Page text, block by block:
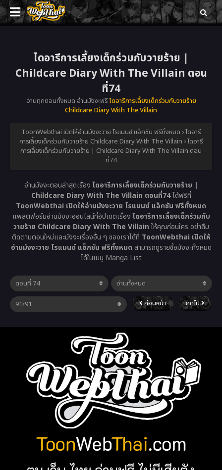
ไดอารีการเลี้ยงเด็กร่วมกับวายร้าย |
Childcare Diary With The Villain ตอน
ที่74
อ่านทุกตอนทั้งหมด อ่านมังงะฟรีไดอารีการเลี้ยงเด็กร่วมกับวายร้าย
Childcare Diary With The Villain
ToonWebthai เปิดให้อ่านมังงะวาย โรแมนซ์ แอ็กชัน ฟรีทั้งหมด ›ไดอารี
การเลี้ยงเด็กร่วมกับวายร้าย Childcare Diary With The Villain ›ไดอารี
การเลี้ยงเด็กร่วมกับวายร้าย | Childcare Diary With The Villain ตอน
ที่74
อ่านมังงะตอนล่าสุดเรื่องไดอารีการเลี้ยงเด็กร่วมกับวายร้าย |
Childcare Diary With The Villain ตอนที่74ได้ฟรีที่
ToonWebthai เปิดให้อ่านมังงะวาย โรแมนซ์ แอ็กชัน ฟรีทั้งหมด
แพลตฟอร์มอ่านมังงะออนไลน์ที่อัปเดตเรื่องไดอารีการเลี้ยงเด็กร่วมกับ
วายร้าย Childcare Diary With The Villain ให้คุณก่อนใคร อย่าลืม
ติดตามตอนใหม่และมังงะเรื่องอื่น ๆ ของเราได้ที่ ToonWebthai เปิดให้
อ่านมังงะวาย โรแมนซ์ แอ็กชัน ฟรีทั้งหมด สามารถดูรายชื่อมังงะทั้งหมด
ได้ในเมนู Manga List
ก่อนหน้า ถัดไป